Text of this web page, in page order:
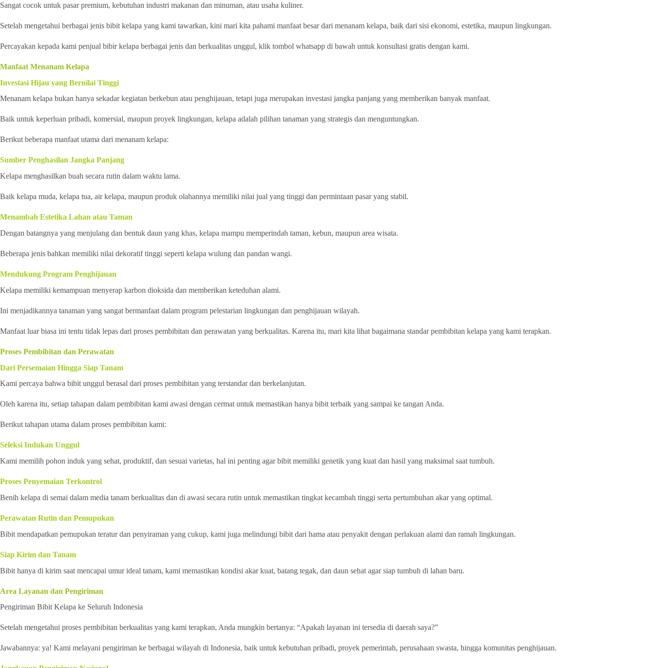
Sangat cocok untuk pasar premium, kebutuhan industri makanan dan minuman, atau usaha kuliner.
Setelah mengetahui berbagai jenis bibit kelapa yang kami tawarkan, kini mari kita pahami manfaat besar dari menanam kelapa, baik dari sisi ekonomi, estetika, maupun lingkungan.
Percayakan kepada kami penjual bibir kelapa berbagai jenis dan berkualitas unggul, klik tombol whatsapp di bawah untuk konsultasi gratis dengan kami.
Manfaat Menanam Kelapa
Investasi Hijau yang Bernilai Tinggi
Menanam kelapa bukan hanya sekadar kegiatan berkebun atau penghijauan, tetapi juga merupakan investasi jangka panjang yang memberikan banyak manfaat.
Baik untuk keperluan pribadi, komersial, maupun proyek lingkungan, kelapa adalah pilihan tanaman yang strategis dan menguntungkan.
Berikut beberapa manfaat utama dari menanam kelapa:
Sumber Penghasilan Jangka Panjang
Kelapa menghasilkan buah secara rutin dalam waktu lama.
Baik kelapa muda, kelapa tua, air kelapa, maupun produk olahannya memiliki nilai jual yang tinggi dan permintaan pasar yang stabil.
Menambah Estetika Lahan atau Taman
Dengan batangnya yang menjulang dan bentuk daun yang khas, kelapa mampu memperindah taman, kebun, maupun area wisata.
Beberapa jenis bahkan memiliki nilai dekoratif tinggi seperti kelapa wulung dan pandan wangi.
Mendukung Program Penghijauan
Kelapa memiliki kemampuan menyerap karbon dioksida dan memberikan keteduhan alami.
Ini menjadikannya tanaman yang sangat bermanfaat dalam program pelestarian lingkungan dan penghijauan wilayah.
Manfaat luar biasa ini tentu tidak lepas dari proses pembibitan dan perawatan yang berkualitas. Karena itu, mari kita lihat bagaimana standar pembibitan kelapa yang kami terapkan.
Proses Pembibitan dan Perawatan
Dari Persemaian Hingga Siap Tanam
Kami percaya bahwa bibit unggul berasal dari proses pembibitan yang terstandar dan berkelanjutan.
Oleh karena itu, setiap tahapan dalam pembibitan kami awasi dengan cermat untuk memastikan hanya bibit terbaik yang sampai ke tangan Anda.
Berikut tahapan utama dalam proses pembibitan kami:
Seleksi Indukan Unggul
Kami memilih pohon induk yang sehat, produktif, dan sesuai varietas, hal ini penting agar bibit memiliki genetik yang kuat dan hasil yang maksimal saat tumbuh.
Proses Penyemaian Terkontrol
Benih kelapa di semai dalam media tanam berkualitas dan di awasi secara rutin untuk memastikan tingkat kecambah tinggi serta pertumbuhan akar yang optimal.
Perawatan Rutin dan Pemupukan
Bibit mendapatkan pemupukan teratur dan penyiraman yang cukup, kami juga melindungi bibit dari hama atau penyakit dengan perlakuan alami dan ramah lingkungan.
Siap Kirim dan Tanam
Bibit hanya di kirim saat mencapai umur ideal tanam, kami memastikan kondisi akar kuat, batang tegak, dan daun sehat agar siap tumbuh di lahan baru.
Area Layanan dan Pengiriman
Pengiriman Bibit Kelapa ke Seluruh Indonesia
Setelah mengetahui proses pembibitan berkualitas yang kami terapkan, Anda mungkin bertanya: “Apakah layanan ini tersedia di daerah saya?”
Jawabannya: ya! Kami melayani pengiriman ke berbagai wilayah di Indonesia, baik untuk kebutuhan pribadi, proyek pemerintah, perusahaan swasta, hingga komunitas penghijauan.